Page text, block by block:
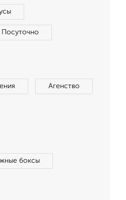
Посуточно
Агенство
боксы